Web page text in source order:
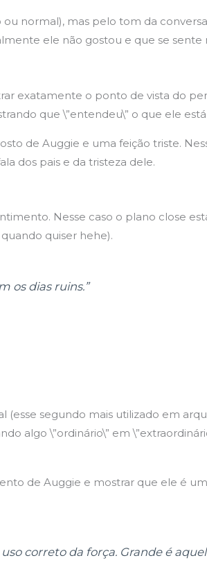
normal), mas pelo tom da
ele não gostou e que se sente
exatamente o ponto de vista do
que \”entendeu\” o que ele
de Auggie e uma feição triste.
dos pais e da tristeza dele.
Nesse caso o plano close
quiser hehe).
os dias ruins.”
(esse segundo mais utilizado em
algo \”ordinário\” em
de Auggie e mostrar que ele é
correto da força. Grande é